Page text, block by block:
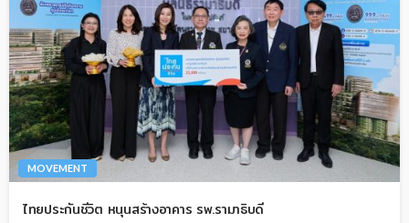
MOVEMENT
ไทยประกันชีวิต หนุนสร้างอาคาร รพ.รามาธิบดี